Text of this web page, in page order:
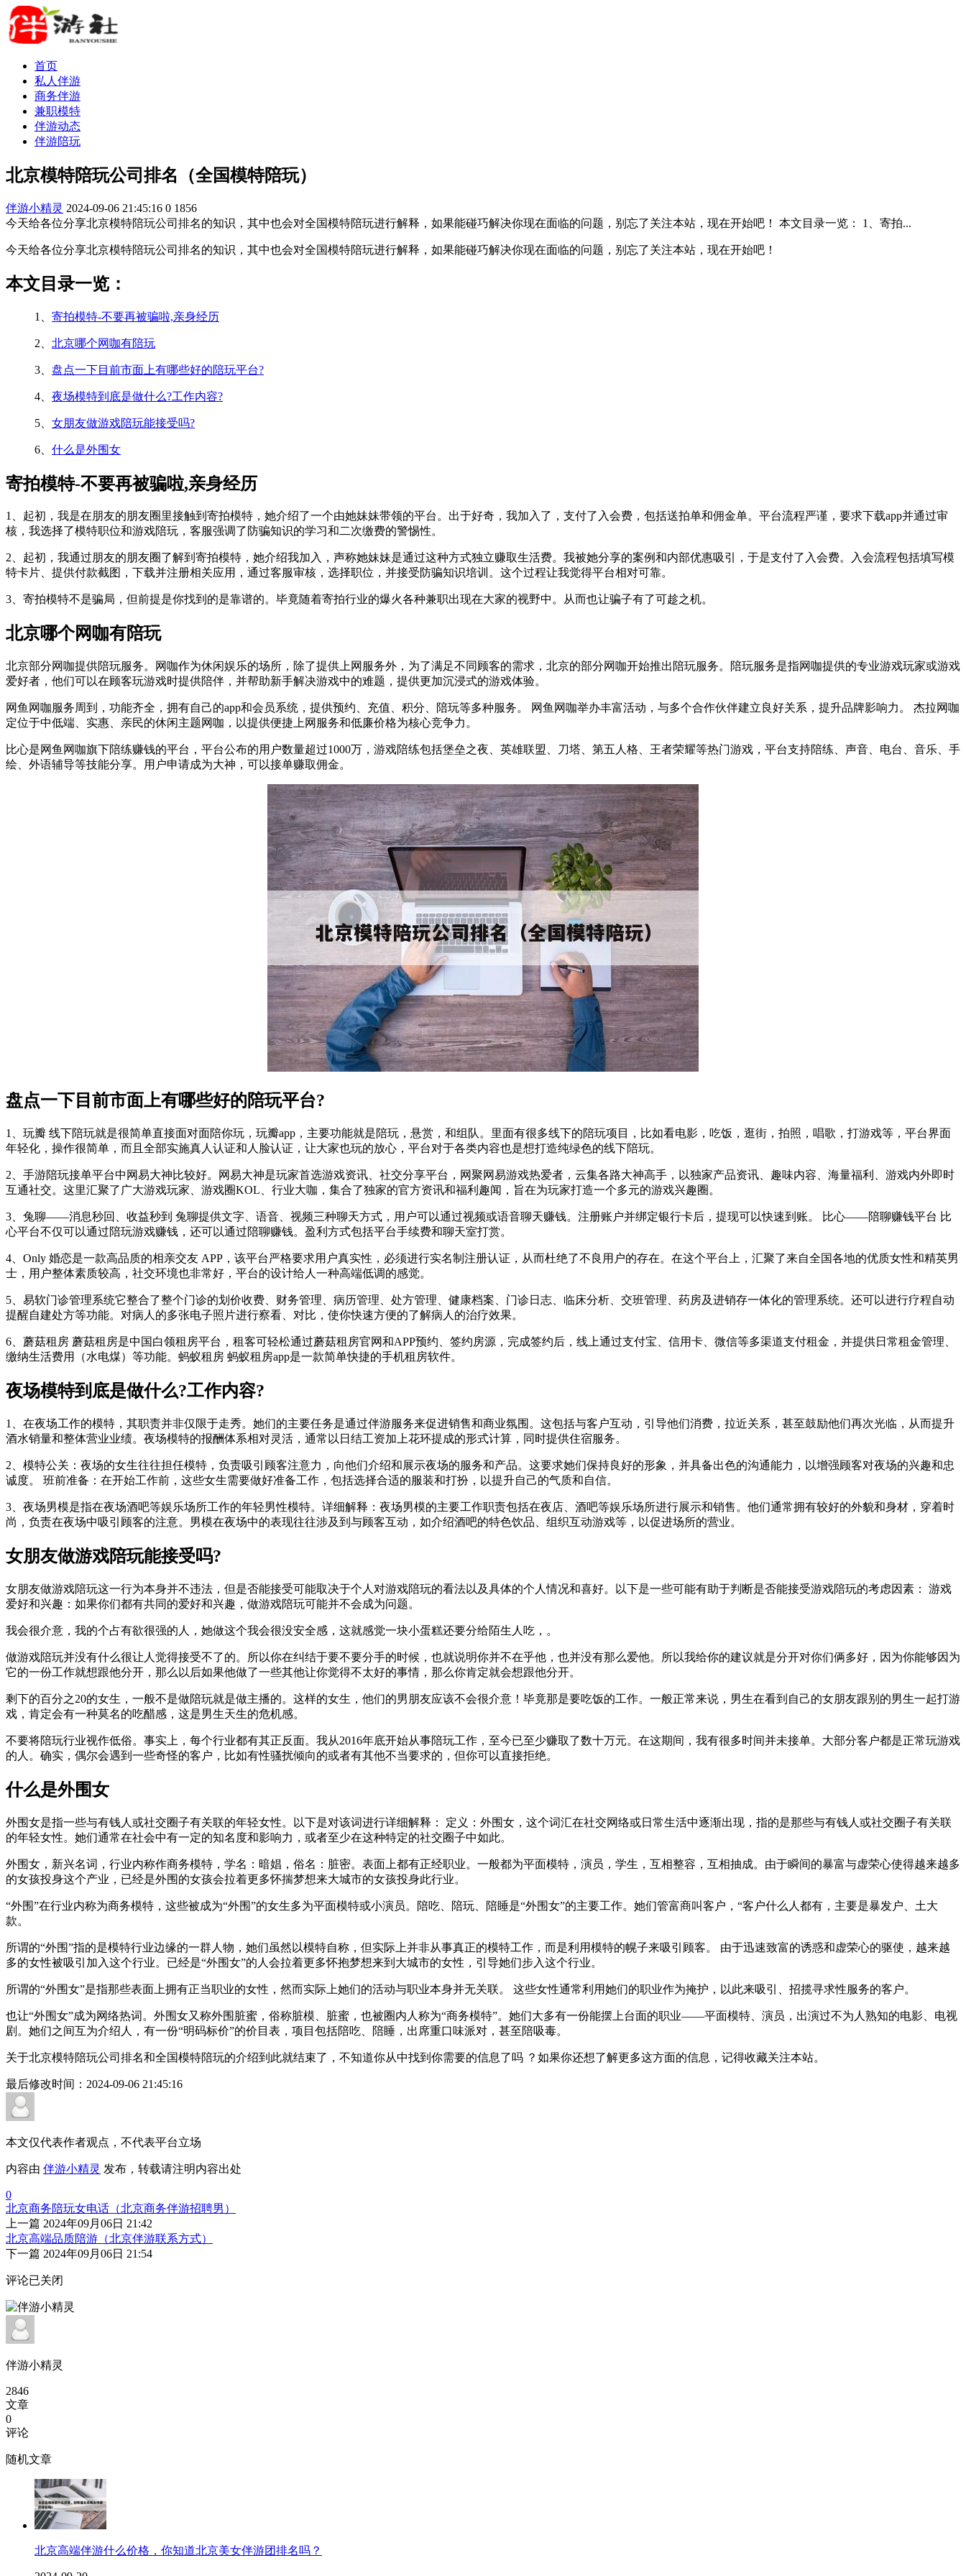
首页
私人伴游
商务伴游
兼职模特
伴游动态
伴游陪玩
北京模特陪玩公司排名（全国模特陪玩）
伴游小精灵 2024-09-06 21:45:16 0 1856
今天给各位分享北京模特陪玩公司排名的知识，其中也会对全国模特陪玩进行解释，如果能碰巧解决你现在面临的问题，别忘了关注本站，现在开始吧！ 本文目录一览： 1、寄拍...
今天给各位分享北京模特陪玩公司排名的知识，其中也会对全国模特陪玩进行解释，如果能碰巧解决你现在面临的问题，别忘了关注本站，现在开始吧！
本文目录一览：
1、 寄拍模特-不要再被骗啦,亲身经历
2、 北京哪个网咖有陪玩
3、 盘点一下目前市面上有哪些好的陪玩平台?
4、 夜场模特到底是做什么?工作内容?
5、 女朋友做游戏陪玩能接受吗?
6、 什么是外围女
寄拍模特-不要再被骗啦,亲身经历
1、起初，我是在朋友的朋友圈里接触到寄拍模特，她介绍了一个由她妹妹带领的平台。出于好奇，我加入了，支付了入会费，包括送拍单和佣金单。平台流程严谨，要求下载app并通过审
核，我选择了模特职位和游戏陪玩，客服强调了防骗知识的学习和二次缴费的警惕性。
2、起初，我通过朋友的朋友圈了解到寄拍模特，她介绍我加入，声称她妹妹是通过这种方式独立赚取生活费。我被她分享的案例和内部优惠吸引，于是支付了入会费。入会流程包括填写模
特卡片、提供付款截图，下载并注册相关应用，通过客服审核，选择职位，并接受防骗知识培训。这个过程让我觉得平台相对可靠。
3、寄拍模特不是骗局，但前提是你找到的是靠谱的。毕竟随着寄拍行业的爆火各种兼职出现在大家的视野中。从而也让骗子有了可趁之机。
北京哪个网咖有陪玩
北京部分网咖提供陪玩服务。网咖作为休闲娱乐的场所，除了提供上网服务外，为了满足不同顾客的需求，北京的部分网咖开始推出陪玩服务。陪玩服务是指网咖提供的专业游戏玩家或游戏
爱好者，他们可以在顾客玩游戏时提供陪伴，并帮助新手解决游戏中的难题，提供更加沉浸式的游戏体验。
网鱼网咖服务周到，功能齐全，拥有自己的app和会员系统，提供预约、充值、积分、陪玩等多种服务。 网鱼网咖举办丰富活动，与多个合作伙伴建立良好关系，提升品牌影响力。 杰拉网咖
定位于中低端、实惠、亲民的休闲主题网咖，以提供便捷上网服务和低廉价格为核心竞争力。
比心是网鱼网咖旗下陪练赚钱的平台，平台公布的用户数量超过1000万，游戏陪练包括堡垒之夜、英雄联盟、刀塔、第五人格、王者荣耀等热门游戏，平台支持陪练、声音、电台、音乐、手
绘、外语辅导等技能分享。用户申请成为大神，可以接单赚取佣金。
盘点一下目前市面上有哪些好的陪玩平台?
1、玩瓣 线下陪玩就是很简单直接面对面陪你玩，玩瓣app，主要功能就是陪玩，悬赏，和组队。里面有很多线下的陪玩项目，比如看电影，吃饭，逛街，拍照，唱歌，打游戏等，平台界面
年轻化，操作很简单，而且全部实施真人认证和人脸认证，让大家也玩的放心，平台对于各类内容也是想打造纯绿色的线下陪玩。
2、手游陪玩接单平台中网易大神比较好。网易大神是玩家首选游戏资讯、社交分享平台，网聚网易游戏热爱者，云集各路大神高手，以独家产品资讯、趣味内容、海量福利、游戏内外即时
互通社交。这里汇聚了广大游戏玩家、游戏圈KOL、行业大咖，集合了独家的官方资讯和福利趣闻，旨在为玩家打造一个多元的游戏兴趣圈。
3、兔聊——消息秒回、收益秒到 兔聊提供文字、语音、视频三种聊天方式，用户可以通过视频或语音聊天赚钱。注册账户并绑定银行卡后，提现可以快速到账。 比心——陪聊赚钱平台 比
心平台不仅可以通过陪玩游戏赚钱，还可以通过陪聊赚钱。盈利方式包括平台手续费和聊天室打赏。
4、Only 婚恋是一款高品质的相亲交友 APP，该平台严格要求用户真实性，必须进行实名制注册认证，从而杜绝了不良用户的存在。在这个平台上，汇聚了来自全国各地的优质女性和精英男
士，用户整体素质较高，社交环境也非常好，平台的设计给人一种高端低调的感觉。
5、易软门诊管理系统它整合了整个门诊的划价收费、财务管理、病历管理、处方管理、健康档案、门诊日志、临床分析、交班管理、药房及进销存一体化的管理系统。还可以进行疗程自动
提醒自建处方等功能。对病人的多张电子照片进行察看、对比，使你快速方便的了解病人的治疗效果。
6、蘑菇租房 蘑菇租房是中国白领租房平台，租客可轻松通过蘑菇租房官网和APP预约、签约房源，完成签约后，线上通过支付宝、信用卡、微信等多渠道支付租金，并提供日常租金管理、
缴纳生活费用（水电煤）等功能。蚂蚁租房 蚂蚁租房app是一款简单快捷的手机租房软件。
夜场模特到底是做什么?工作内容?
1、在夜场工作的模特，其职责并非仅限于走秀。她们的主要任务是通过伴游服务来促进销售和商业氛围。这包括与客户互动，引导他们消费，拉近关系，甚至鼓励他们再次光临，从而提升
酒水销量和整体营业业绩。夜场模特的报酬体系相对灵活，通常以日结工资加上花环提成的形式计算，同时提供住宿服务。
2、模特公关：夜场的女生往往担任模特，负责吸引顾客注意力，向他们介绍和展示夜场的服务和产品。这要求她们保持良好的形象，并具备出色的沟通能力，以增强顾客对夜场的兴趣和忠
诚度。 班前准备：在开始工作前，这些女生需要做好准备工作，包括选择合适的服装和打扮，以提升自己的气质和自信。
3、夜场男模是指在夜场酒吧等娱乐场所工作的年轻男性模特。详细解释：夜场男模的主要工作职责包括在夜店、酒吧等娱乐场所进行展示和销售。他们通常拥有较好的外貌和身材，穿着时
尚，负责在夜场中吸引顾客的注意。男模在夜场中的表现往往涉及到与顾客互动，如介绍酒吧的特色饮品、组织互动游戏等，以促进场所的营业。
女朋友做游戏陪玩能接受吗?
女朋友做游戏陪玩这一行为本身并不违法，但是否能接受可能取决于个人对游戏陪玩的看法以及具体的个人情况和喜好。以下是一些可能有助于判断是否能接受游戏陪玩的考虑因素： 游戏
爱好和兴趣：如果你们都有共同的爱好和兴趣，做游戏陪玩可能并不会成为问题。
我会很介意，我的个占有欲很强的人，她做这个我会很没安全感，这就感觉一块小蛋糕还要分给陌生人吃，。
做游戏陪玩并没有什么很让人觉得接受不了的。所以你在纠结于要不要分手的时候，也就说明你并不在乎他，也并没有那么爱他。所以我给你的建议就是分开对你们俩多好，因为你能够因为
它的一份工作就想跟他分开，那么以后如果他做了一些其他让你觉得不太好的事情，那么你肯定就会想跟他分开。
剩下的百分之20的女生，一般不是做陪玩就是做主播的。这样的女生，他们的男朋友应该不会很介意！毕竟那是要吃饭的工作。一般正常来说，男生在看到自己的女朋友跟别的男生一起打游
戏，肯定会有一种莫名的吃醋感，这是男生天生的危机感。
不要将陪玩行业视作低俗。事实上，每个行业都有其正反面。我从2016年底开始从事陪玩工作，至今已至少赚取了数十万元。在这期间，我有很多时间并未接单。大部分客户都是正常玩游戏
的人。确实，偶尔会遇到一些奇怪的客户，比如有性骚扰倾向的或者有其他不当要求的，但你可以直接拒绝。
什么是外围女
外围女是指一些与有钱人或社交圈子有关联的年轻女性。以下是对该词进行详细解释： 定义：外围女，这个词汇在社交网络或日常生活中逐渐出现，指的是那些与有钱人或社交圈子有关联
的年轻女性。她们通常在社会中有一定的知名度和影响力，或者至少在这种特定的社交圈子中如此。
外围女，新兴名词，行业内称作商务模特，学名：暗娼，俗名：脏密。表面上都有正经职业。一般都为平面模特，演员，学生，互相整容，互相抽成。由于瞬间的暴富与虚荣心使得越来越多
的女孩投身这个产业，已经是外围的女孩会拉着更多怀揣梦想来大城市的女孩投身此行业。
“外围”在行业内称为商务模特，这些被成为“外围”的女生多为平面模特或小演员。陪吃、陪玩、陪睡是“外围女”的主要工作。她们管富商叫客户，“客户什么人都有，主要是暴发户、土大
款。
所谓的“外围”指的是模特行业边缘的一群人物，她们虽然以模特自称，但实际上并非从事真正的模特工作，而是利用模特的幌子来吸引顾客。 由于迅速致富的诱惑和虚荣心的驱使，越来越
多的女性被吸引加入这个行业。已经是“外围女”的人会拉着更多怀抱梦想来到大城市的女性，引导她们步入这个行业。
所谓的“外围女”是指那些表面上拥有正当职业的女性，然而实际上她们的活动与职业本身并无关联。 这些女性通常利用她们的职业作为掩护，以此来吸引、招揽寻求性服务的客户。
也让“外围女”成为网络热词。外围女又称外围脏蜜，俗称脏模、脏蜜，也被圈内人称为“商务模特”。她们大多有一份能摆上台面的职业——平面模特、演员，出演过不为人熟知的电影、电视
剧。她们之间互为介绍人，有一份“明码标价”的价目表，项目包括陪吃、陪睡，出席重口味派对，甚至陪吸毒。
关于北京模特陪玩公司排名和全国模特陪玩的介绍到此就结束了，不知道你从中找到你需要的信息了吗 ？如果你还想了解更多这方面的信息，记得收藏关注本站。
最后修改时间： 2024-09-06 21:45:16
本文仅代表作者观点，不代表平台立场
内容由 伴游小精灵 发布，转载请注明内容出处
0
北京商务陪玩女电话（北京商务伴游招聘男）
上一篇 2024年09月06日 21:42
北京高端品质陪游（北京伴游联系方式）
下一篇 2024年09月06日 21:54
评论已关闭
伴游小精灵
2846
文章
0
评论
随机文章
北京高端伴游什么价格，你知道北京美女伴游团排名吗？